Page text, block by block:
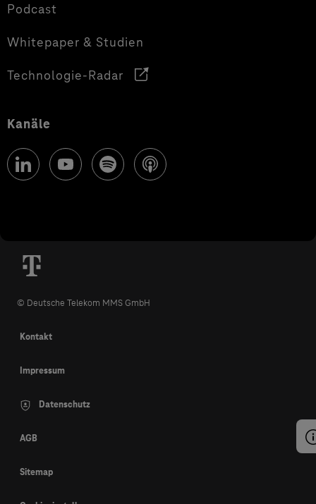
Podcast
Whitepaper & Studien
Technologie-Radar
Kanäle
© Deutsche Telekom MMS GmbH
Kontakt
Impressum
Datenschutz
AGB
Sitemap